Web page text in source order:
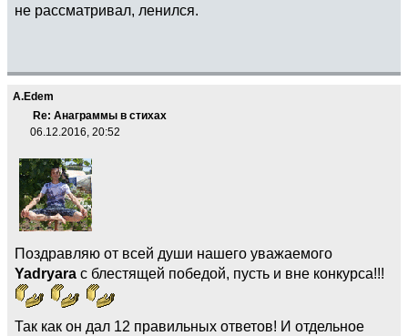
не рассматривал, ленился.
A.Edem
Re: Анаграммы в стихах
06.12.2016, 20:52
Поздравляю от всей души нашего уважаемого
Yadryara с блестящей победой, пусть и вне конкурса!!!
Так как он дал 12 правильных ответов! И отдельное